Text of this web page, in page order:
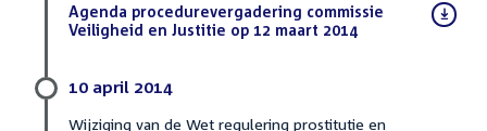
Download
bestand:
Agenda procedurevergadering commissie
Veiligheid en Justitie op 12 maart 2014
10 april 2014
Wijziging van de Wet regulering prostitutie en